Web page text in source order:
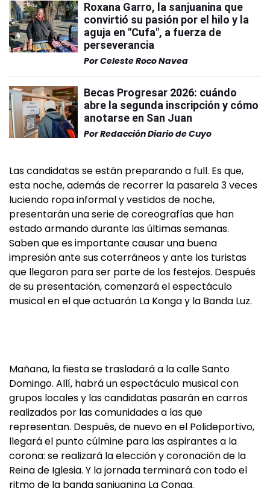
Roxana Garro, la sanjuanina que
convirtió su pasión por el hilo y la
aguja en "Cufa", a fuerza de
perseverancia
PorCeleste Roco Navea
Becas Progresar 2026: cuándo
abre la segunda inscripción y cómo
anotarse en San Juan
PorRedacción Diario de Cuyo
Las candidatas se están preparando a full. Es que,
esta noche, además de recorrer la pasarela 3 veces
luciendo ropa informal y vestidos de noche,
presentarán una serie de coreografías que han
estado armando durante las últimas semanas.
Saben que es importante causar una buena
impresión ante sus coterráneos y ante los turistas
que llegaron para ser parte de los festejos. Después
de su presentación, comenzará el espectáculo
musical en el que actuarán La Konga y la Banda Luz.
Mañana, la fiesta se trasladará a la calle Santo
Domingo. Allí, habrá un espectáculo musical con
grupos locales y las candidatas pasarán en carros
realizados por las comunidades a las que
representan. Después, de nuevo en el Polideportivo,
llegará el punto cúlmine para las aspirantes a la
corona: se realizará la elección y coronación de la
Reina de Iglesia. Y la jornada terminará con todo el
ritmo de la banda sanjuanina La Conga.